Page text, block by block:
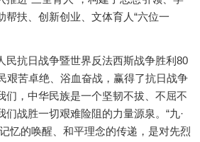
帮扶、创新创业、文体育人“六位一
民抗日战争暨世界反法西斯战争胜利80
艰苦卓绝、浴血奋战，赢得了抗日战争
们，中华民族是一个坚韧不拔、不屈不
战胜一切艰难险阻的力量源泉。“九·
忆的唤醒、和平理念的传递，是对先烈